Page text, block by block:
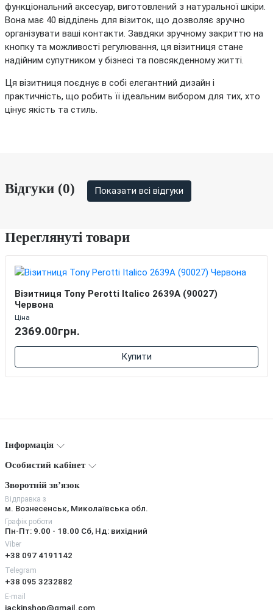
функціональний аксесуар, виготовлений з натуральної шкіри.
Вона має 40 відділень для візиток, що дозволяє зручно
організувати ваші контакти. Завдяки зручному закриттю на
кнопку та можливості регулювання, ця візитниця стане
надійним супутником у бізнесі та повсякденному житті.
Ця візитниця поєднує в собі елегантний дизайн і
практичність, що робить її ідеальним вибором для тих, хто
цінує якість та стиль.
Відгуки (0) Показати всі відгуки
Переглянуті товари
Візитниця Tony Perotti Italico 2639A (90027)
Червона
Ціна
2369.00грн.
Купити
Інформація
Особистий кабінет
Зворотній зв’язок
Відправка з
м. Вознесенськ, Миколаївська обл.
Графік роботи
Пн-Пт: 9.00 - 18.00 Сб, Нд: вихідний
Viber
+38 097 4191142
Telegram
+38 095 3232882
E-mail
jackinshop@gmail.com